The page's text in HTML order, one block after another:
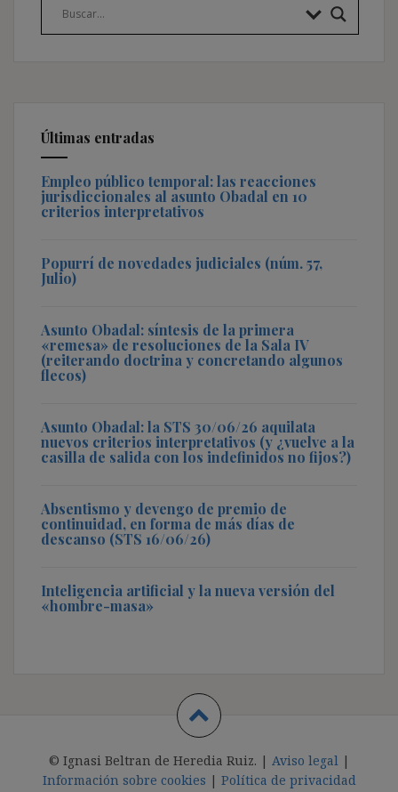
Últimas entradas
Empleo público temporal: las reacciones
jurisdiccionales al asunto Obadal en 10
criterios interpretativos
Popurrí de novedades judiciales (núm. 57,
Julio)
Asunto Obadal: síntesis de la primera
«remesa» de resoluciones de la Sala IV
(reiterando doctrina y concretando algunos
flecos)
Asunto Obadal: la STS 30/06/26 aquilata
nuevos criterios interpretativos (y ¿vuelve a la
casilla de salida con los indefinidos no fijos?)
Absentismo y devengo de premio de
continuidad, en forma de más días de
descanso (STS 16/06/26)
Inteligencia artificial y la nueva versión del
«hombre-masa»
© Ignasi Beltran de Heredia Ruiz. | Aviso legal |
Información sobre cookies | Política de privacidad